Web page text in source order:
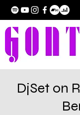
DjSet on